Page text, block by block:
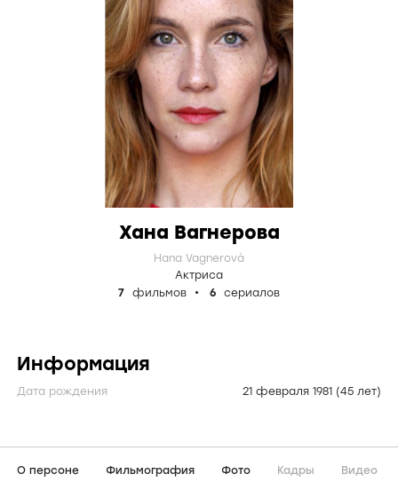
Хана Вагнерова
Hana Vagnerová
Актриса
7
фильмов 6 сериалов
Информация
Дата рождения 21 февраля 1981 (45 лет)
О персоне Фильмография Фото Кадры Видео